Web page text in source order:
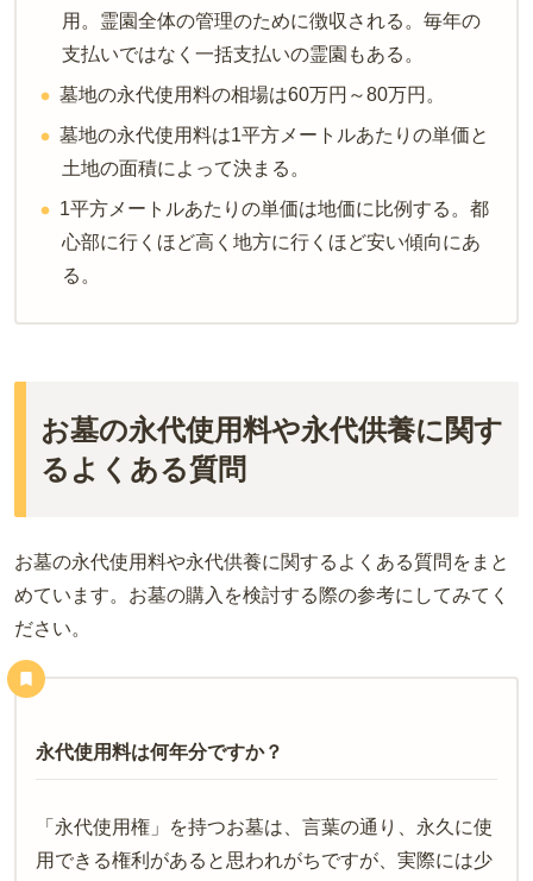
用。霊園全体の管理のために徴収される。毎年の
支払いではなく一括支払いの霊園もある。
墓地の永代使用料の相場は60万円～80万円。
墓地の永代使用料は1平方メートルあたりの単価と
土地の面積によって決まる。
1平方メートルあたりの単価は地価に比例する。都
心部に行くほど高く地方に行くほど安い傾向にあ
る。
お墓の永代使用料や永代供養に関す
るよくある質問
お墓の永代使用料や永代供養に関するよくある質問をまと
めています。お墓の購入を検討する際の参考にしてみてく
ださい。
永代使用料は何年分ですか？
「永代使用権」を持つお墓は、言葉の通り、永久に使
用できる権利があると思われがちですが、実際には少